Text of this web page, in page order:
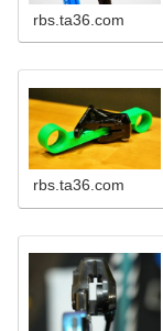
rbs.ta36.com
rbs.ta36.com